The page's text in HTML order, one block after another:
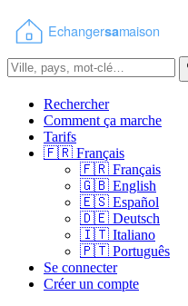
Rechercher
Comment ça marche
Tarifs
🇫🇷 Français
🇫🇷 Français
🇬🇧 English
🇪🇸 Español
🇩🇪 Deutsch
🇮🇹 Italiano
🇵🇹 Português
Se connecter
Créer un compte